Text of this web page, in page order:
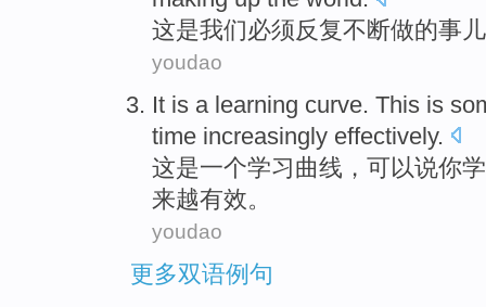
这是我们必须反复不断做的事
youdao
It is a learning curve. This is
time increasingly effectively.
这是一个学习曲线 ， 可以说你
来越有效。
youdao
更多双语例句